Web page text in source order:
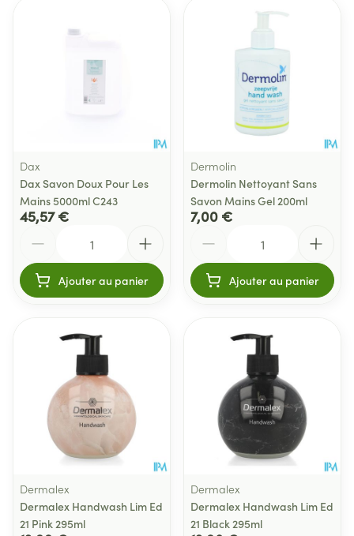
Dax
Dax Savon Doux Pour Les
Mains 5000ml C243
45,57 €
Ajouter au panier
Dermolin
Dermolin Nettoyant Sans
Savon Mains Gel 200ml
7,00 €
Ajouter au panier
Dermalex
Dermalex Handwash Lim Ed
21 Pink 295ml
Dermalex
Dermalex Handwash Lim Ed
21 Black 295ml